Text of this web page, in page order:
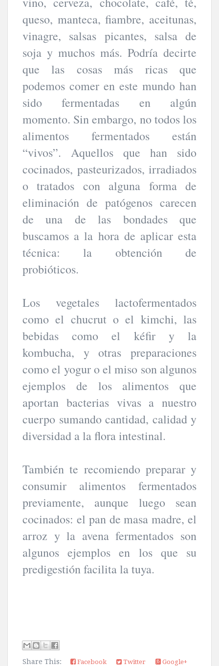
queso, manteca, fiambre, aceitunas,
vinagre, salsas picantes, salsa de
soja y muchos más. Podría decirte
que las cosas más ricas que
podemos comer en este mundo han
sido fermentadas en algún
momento. Sin embargo, no todos los
alimentos fermentados están
“vivos”. Aquellos que han sido
cocinados, pasteurizados, irradiados
o tratados con alguna forma de
eliminación de patógenos carecen
de una de las bondades que
buscamos a la hora de aplicar esta
técnica: la obtención de
probióticos.
Los vegetales lactofermentados
como el chucrut o el kimchi, las
bebidas como el kéfir y la
kombucha, y otras preparaciones
como el yogur o el miso son algunos
ejemplos de los alimentos que
aportan bacterias vivas a nuestro
cuerpo sumando cantidad, calidad y
diversidad a la flora intestinal.
También te recomiendo preparar y
consumir alimentos fermentados
previamente, aunque luego sean
cocinados: el pan de masa madre, el
arroz y la avena fermentados son
algunos ejemplos en los que su
predigestión facilita la tuya.
Share This: Facebook Twitter
Google+